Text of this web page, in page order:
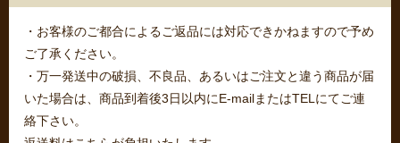
・お客様のご都合によるご返品には対応できかねますので予め
ご了承ください。
・万一発送中の破損、不良品、あるいはご注文と違う商品が届
いた場合は、商品到着後3日以内にE-mailまたはTELにてご連
絡下さい。